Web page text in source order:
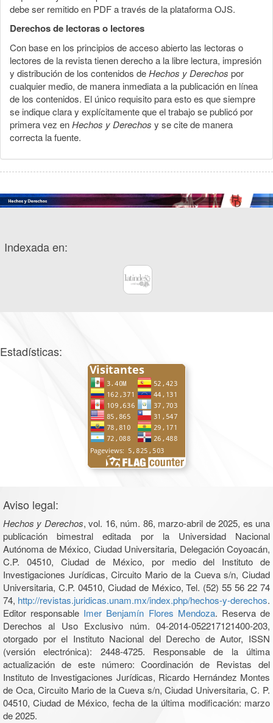
debe ser remitido en PDF a través de la plataforma OJS.
Derechos de lectoras o lectores
Con base en los principios de acceso abierto las lectoras o
lectores de la revista tienen derecho a la libre lectura, impresión
y distribución de los contenidos deHechos y Derechos por
cualquier medio, de manera inmediata a la publicación en línea
de los contenidos. El único requisito para esto es que siempre
se indique clara y explícitamente que el trabajo se publicó por
primera vez enHechos y Derechos y se cite de manera
correcta la fuente.
Indexada en:
Estadísticas:
Aviso legal:
Hechos y Derechos, vol. 16, núm. 86, marzo-abril de 2025, es una
publicación bimestral editada por la Universidad Nacional
Autónoma de México, Ciudad Universitaria, Delegación Coyoacán,
C.P. 04510, Ciudad de México, por medio del Instituto de
Investigaciones Jurídicas, Circuito Mario de la Cueva s/n, Ciudad
Universitaria, C.P. 04510, Ciudad de México, Tel. (52) 55 56 22 74
74, http://revistas.juridicas.unam.mx/index.php/hechos-y-derechos.
Editor responsable Imer Benjamín Flores Mendoza. Reserva de
Derechos al Uso Exclusivo núm. 04-2014-052217121400-203,
otorgado por el Instituto Nacional del Derecho de Autor, ISSN
(versión electrónica): 2448-4725. Responsable de la última
actualización de este número: Coordinación de Revistas del
Instituto de Investigaciones Jurídicas, Ricardo Hernández Montes
de Oca, Circuito Mario de la Cueva s/n, Ciudad Universitaria, C. P.
04510, Ciudad de México, fecha de la última modificación: marzo
de 2025.